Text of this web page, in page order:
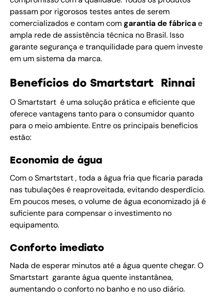
passam por rigorosos testes antes de serem
comercializados e contam comgarantia de fábricae
ampla rede de assistência técnica no Brasil. Isso
garante segurança e tranquilidade para quem investe
em um sistema da marca.
Benefícios do Smartstart Rinnai
O Smartstart é uma solução prática e eficiente que
oferece vantagens tanto para o consumidor quanto
para o meio ambiente. Entre os principais benefícios
estão:
Economia de água
Com o Smartstart , toda a água fria que ficaria parada
nas tubulações é reaproveitada, evitando desperdício.
Em poucos meses, o volume de água economizado já é
suficiente para compensar o investimento no
equipamento.
Conforto imediato
Nada de esperar minutos até a água quente chegar. O
Smartstart garante água quente instantânea,
aumentando o conforto no banho e no uso diário.